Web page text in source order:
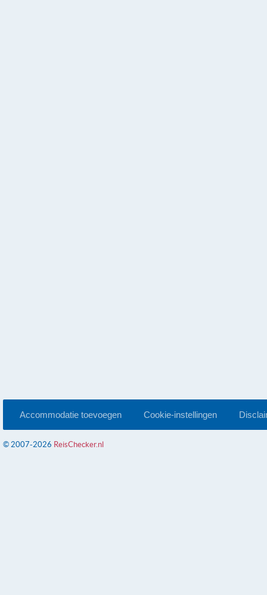
Accommodatie toevoegen Cookie-instellingen
© 2007-2026 ReisChecker.nl